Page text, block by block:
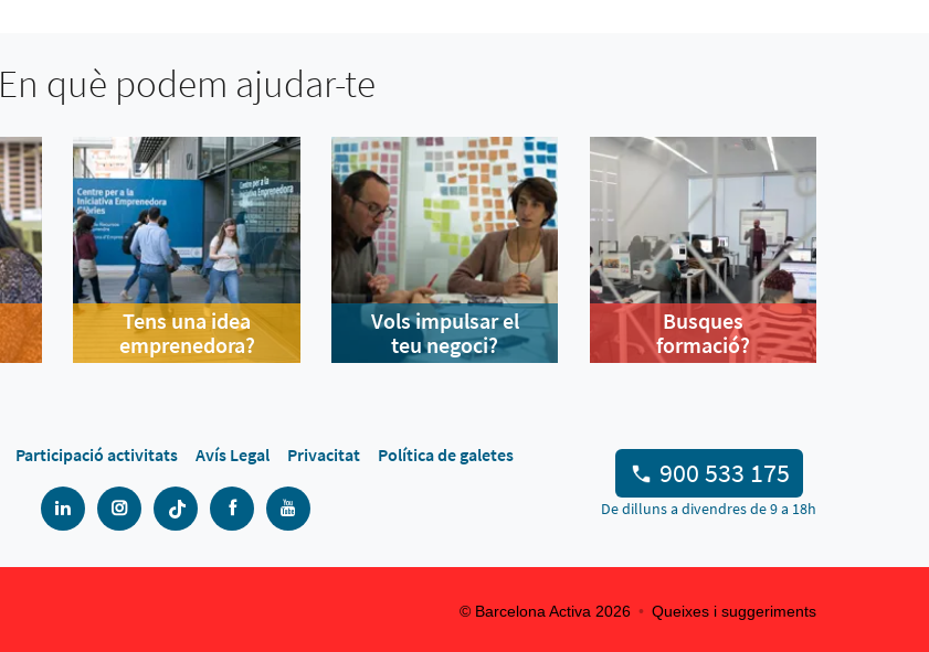
En què podem ajudar-te
Tens una idea
emprenedora?
Vols impulsar el
teu negoci?
Busques
formació?
Participació activitats Avís Legal Privacitat Política de galetes
900 533 175
De dilluns a divendres de 9 a 18h
© Barcelona Activa 2026 Queixes i suggeriments